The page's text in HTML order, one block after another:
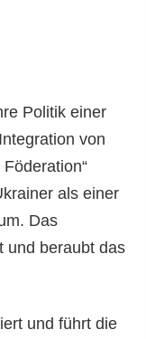
Politik einer
von
als einer
Das
und beraubt das
und führt die